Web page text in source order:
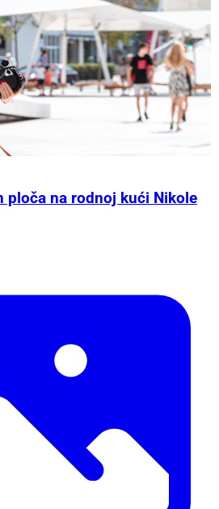
ploča na rodnoj kući Nikole